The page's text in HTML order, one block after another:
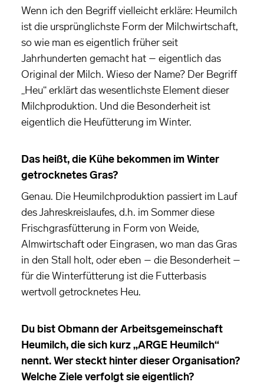
Wenn ich den Begriff vielleicht erkläre: Heumilch
ist die ursprünglichste Form der Milchwirtschaft,
so wie man es eigentlich früher seit
Jahrhunderten gemacht hat – eigentlich das
Original der Milch. Wieso der Name? Der Begriff
„Heu“ erklärt das wesentlichste Element dieser
Milchproduktion. Und die Besonderheit ist
eigentlich die Heufütterung im Winter.
Das heißt, die Kühe bekommen im Winter
getrocknetes Gras?
Genau. Die Heumilchproduktion passiert im Lauf
des Jahreskreislaufes, d.h. im Sommer diese
Frischgrasfütterung in Form von Weide,
Almwirtschaft oder Eingrasen, wo man das Gras
in den Stall holt, oder eben – die Besonderheit –
für die Winterfütterung ist die Futterbasis
wertvoll getrocknetes Heu.
Du bist Obmann der Arbeitsgemeinschaft
Heumilch, die sich kurz „ARGE Heumilch“
nennt. Wer steckt hinter dieser Organisation?
Welche Ziele verfolgt sie eigentlich?